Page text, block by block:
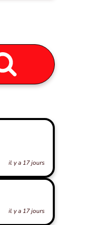
il y a 17 jours
il y a 17 jours